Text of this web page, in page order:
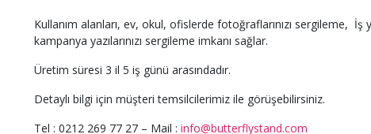
Kullanım alanları, ev, okul, ofislerde fotoğraflarınızı sergileme,
kampanya yazılarınızı sergileme imkanı sağlar.
Üretim süresi 3 il 5 iş günü arasındadır.
Detaylı bilgi için müşteri temsilcilerimiz ile görüşebilirsiniz.
Tel : 0212 269 77 27 – Mail : info@butterflystand.com